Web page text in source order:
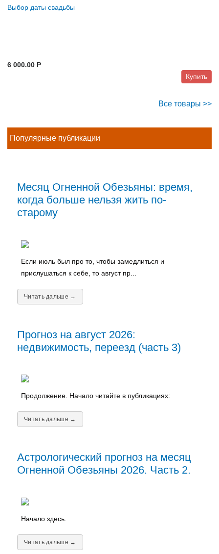
Выбор даты свадьбы
6 000.00 P
Купить
Все товары >>
Популярные публикации
Месяц Огненной Обезьяны: время,
когда больше нельзя жить по-
старому
Если июль был про то, чтобы замедлиться и
прислушаться к себе, то август пр...
Читать дальше →
Прогноз на август 2026:
недвижимость, переезд (часть 3)
Продолжение. Начало читайте в публикациях:
Читать дальше →
Астрологический прогноз на месяц
Огненной Обезьяны 2026. Часть 2.
Начало здесь.
Читать дальше →